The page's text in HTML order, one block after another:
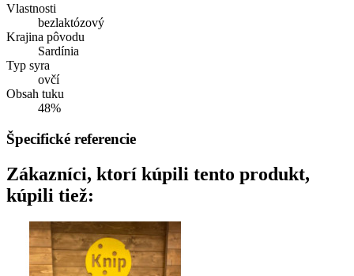
Vlastnosti
bezlaktózový
Krajina pôvodu
Sardínia
Typ syra
ovčí
Obsah tuku
48%
Špecifické referencie
Zákazníci, ktorí kúpili tento produkt,
kúpili tiež: